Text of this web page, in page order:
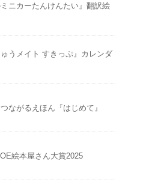
ミニカーたんけんたい』翻訳絵
ゅうメイト すきっぷ』カレンダ
ながるえほん『はじめて』
絵本屋さん大賞2025